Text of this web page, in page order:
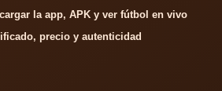
la app, APK y ver fútbol en vivo
precio y autenticidad